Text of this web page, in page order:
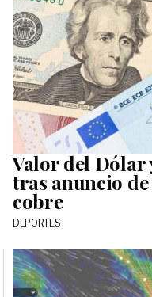
Valor del Dólar
tras anuncio
cobre
DEPORTES